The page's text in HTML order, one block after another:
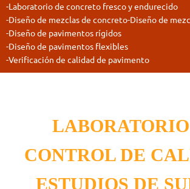
-Laboratorio de concreto fresco y endurecido
-Diseño de mezclasde concreto-Diseño de
-Diseño de pavimentos rígidos
-Diseño de pavimentos flexibles
-Verificación de calidad de pavimento
CONTROL DE
ESTUDIOS DE